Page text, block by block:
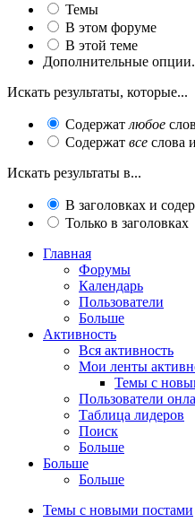
Темы
В этом форуме
В этой теме
Дополнительные
Искать результаты, которые...
Содержат любое
Содержат все слова
Искать результаты в...
В заголовках и
Только в заголовках
Главная
Форумы
Календарь
Пользователи
Больше
Активность
Вся активность
Мои ленты
Темы с
Пользователи
Таблица лидеров
Поиск
Больше
Больше
Больше
Темы с новыми постами